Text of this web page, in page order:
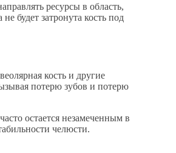
ресурсы в область,
будет затронута кость под
кость и другие
потерю зубов и потерю
остается незамеченным в
челюсти.